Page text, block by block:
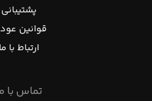
پشتیبانی
قوانین
ارتباط با ما
تماس با